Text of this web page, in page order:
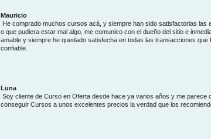
Mauricio
He comprado muchos cursos acá, y siempre han sido satisfactorias las
o que pudiera estar mal algo, me comunico con el dueño del sitio e
amable y siempre he quedado satisfecha en todas las transacciones
confiable.
Luna
Soy cliente de Curso en Oferta desde hace ya varios años y me parece
conseguir Cursos a unos excelentes precios la verdad que los